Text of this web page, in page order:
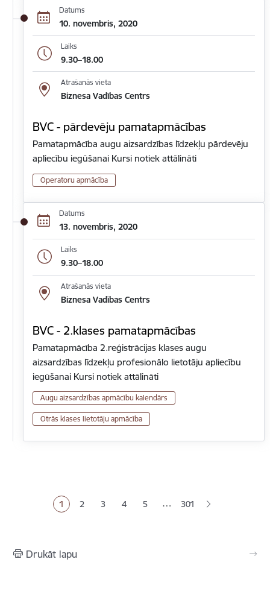
Datums
10. novembris, 2020
Laiks
9.30–18.00
Atrašanās vieta
Biznesa Vadības Centrs
BVC - pārdevēju pamatapmācības
Pamatapmācība augu aizsardzības līdzekļu pārdevēju
apliecību iegūšanai Kursi notiek attālināti
Operatoru apmācība
Datums
13. novembris, 2020
Laiks
9.30–18.00
Atrašanās vieta
Biznesa Vadības Centrs
BVC - 2.klases pamatapmācības
Pamatapmācība 2.reģistrācijas klases augu
aizsardzības līdzekļu profesionālo lietotāju apliecību
iegūšanai Kursi notiek attālināti
Augu aizsardzības apmācību kalendārs
Otrās klases lietotāju apmācība
Pašreizējā lapa
1 Lapa
2 Lapa
3 Lapa
4 Lapa
5 … 301
Drukāt lapu